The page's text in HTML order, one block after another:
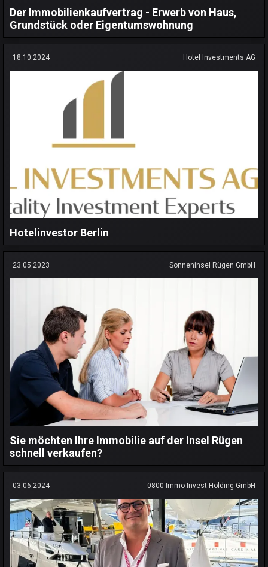
Der Immobilienkaufvertrag - Erwerb von Haus,
Grundstück oder Eigentumswohnung
18.10.2024 Hotel Investments AG
Hotelinvestor Berlin
23.05.2023 Sonneninsel Rügen GmbH
Sie möchten Ihre Immobilie auf der Insel Rügen
schnell verkaufen?
03.06.2024 0800 Immo Invest Holding GmbH